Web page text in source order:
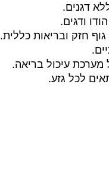
דגנים.
ודגים.
חזק ובריאות כללית.
מערכת עיכול בריאה.
לכל גזע.